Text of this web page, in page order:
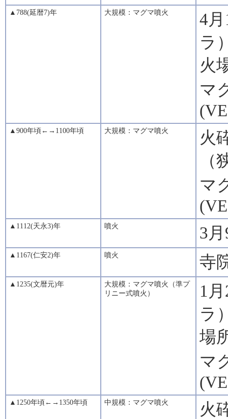
▲788(延暦7)年 大規模：マグマ噴火
4
ラ
火
マ
▲900年頃←→1100年頃 大規模：マグマ噴火
火
マ
▲1112(天永3)年 噴火 3
▲1167(仁安2)年 噴火 寺
▲1235(文暦元)年
大規模：マグマ噴火（準プ
リニー式噴火）
1
ラ
場
マ
▲1250年頃←→1350年頃 中規模：マグマ噴火
火